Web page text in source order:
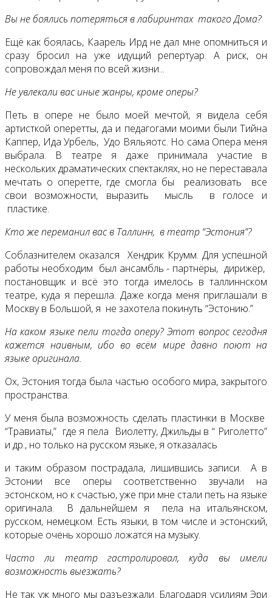
Вы не боялись потеряться в лабиринтах такого Дома?
Ещё как боялась, Каарель Ирд не дал мне опомниться и
сразу бросил на уже идущий репертуар. А риск, он
сопровождал меня по всей жизни...
Не увлекали вас иные жанры, кроме оперы?
Петь в опере не было моей мечтой, я видела себя
артисткой оперетты, да и педагогами моими были Тийна
Каппер, Ида Урбель, Удо Вяльяотс. Но сама Опера меня
выбрала. В театре я даже принимала участие в
нескольких драматических спектаклях, но не переставала
мечтать о оперетте, где смогла бы реализовать все
свои возможности, выразить мысль в голосе и
пластике.
Кто же переманил вас в Таллинн, в театр “Эстония”?
Соблазнителем оказался Хендрик Крумм. Для успешной
работы необходим был ансамбль - партнёры, дирижёр,
постановщик и всё это тогда имелось в таллиннском
театре, куда я перешла. Даже когда меня приглашали в
Москву в Большой, я не захотела покинуть “Эстонию.”
На каком языке пели тогда оперу? Этот вопрос сегодня
кажется наивным, ибо во всём мире давно поют на
языке оригинала.
Ох, Эстония тогда была частью особого мира, закрытого
пространства.
У меня была возможность сделать пластинки в Москве
“Травиаты,” где я пела Виолетту, Джильды в “ Риголетто”
и др., но только на русском языке, я отказалась
и таким образом пострадала, лишившись записи. А в
Эстонии все оперы соответственно звучали на
эстонском, но к счастью, уже при мне стали петь на языке
оригинала. В дальнейшем я пела на итальянском,
русском, немецком. Есть языки, в том числе и эстонский,
которые очень хорошо ложатся на музыку.
Часто ли театр гастролировал, куда вы имели
возможность выезжать?
Не так уж много мы разъезжали. Благодаря усилиям Эри